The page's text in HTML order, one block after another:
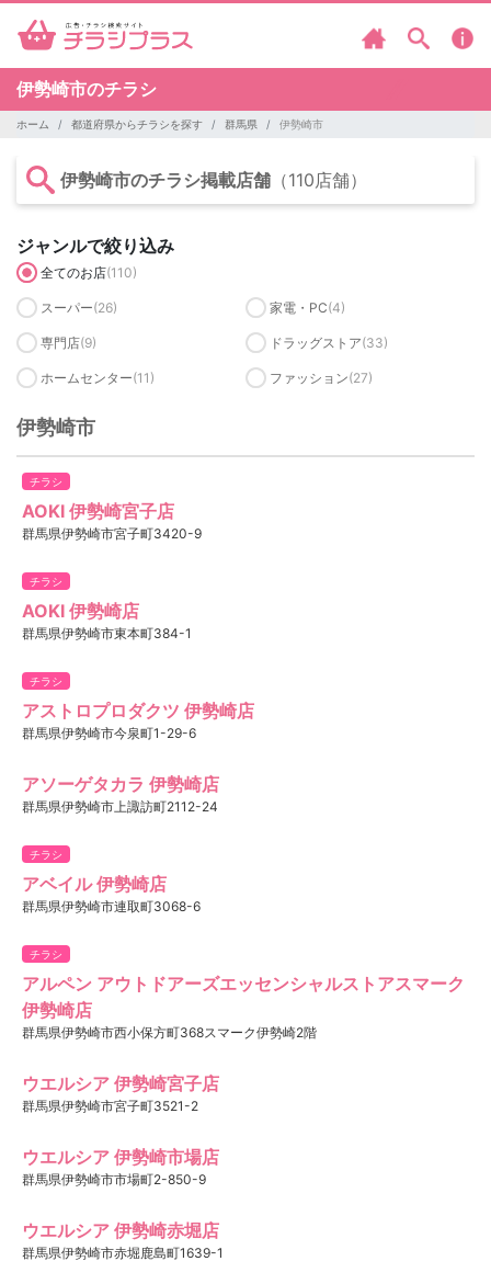
伊勢崎市のチラシ
ホーム 都道府県からチラシを探す 群馬県 伊勢崎市
伊勢崎市のチラシ掲載店舗 （110店舗）
ジャンルで絞り込み
全てのお店(110)
スーパー(26) 家電・PC(4)
専門店(9) ドラッグストア(33)
ホームセンター(11) ファッション(27)
伊勢崎市
チラシ
AOKI 伊勢崎宮子店
群馬県伊勢崎市宮子町3420-9
チラシ
AOKI 伊勢崎店
群馬県伊勢崎市東本町384-1
チラシ
アストロプロダクツ 伊勢崎店
群馬県伊勢崎市今泉町1-29-6
アソーゲタカラ 伊勢崎店
群馬県伊勢崎市上諏訪町2112-24
チラシ
アベイル 伊勢崎店
群馬県伊勢崎市連取町3068-6
チラシ
アルペン アウトドアーズエッセンシャルストアスマーク
伊勢崎店
群馬県伊勢崎市西小保方町368スマーク伊勢崎2階
ウエルシア 伊勢崎宮子店
群馬県伊勢崎市宮子町3521-2
ウエルシア 伊勢崎市場店
群馬県伊勢崎市市場町2-850-9
ウエルシア 伊勢崎赤堀店
群馬県伊勢崎市赤堀鹿島町1639-1